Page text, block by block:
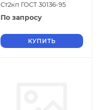
Ст2кп ГОСТ 30136-95
По запросу
КУПИТЬ